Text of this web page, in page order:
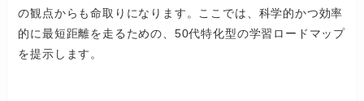
の観点からも命取りになります。ここでは、科学的かつ効率
的に最短距離を走るための、50代特化型の学習ロードマップ
を提示します。